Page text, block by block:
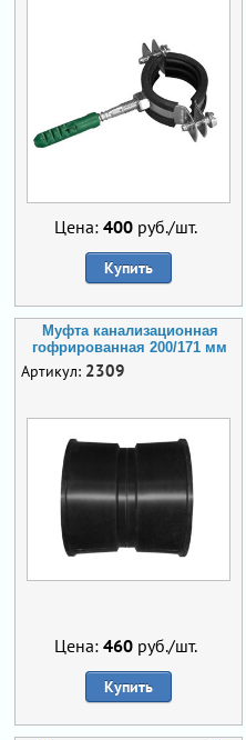
Цена: 400 руб./шт.
Купить
Муфта канализационная
гофрированная 200/171 мм
Артикул: 2309
Цена: 460 руб./шт.
Купить